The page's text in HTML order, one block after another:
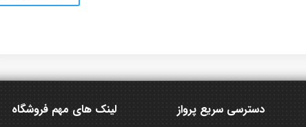
لینک های مهم فروشگاه دسترسی سریع پرواز